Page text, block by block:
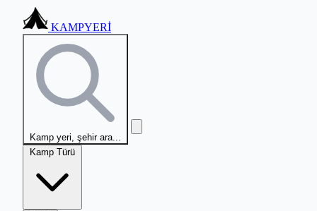
KAMPYERİ
Kamp yeri, şehir ara...
Kamp Türü